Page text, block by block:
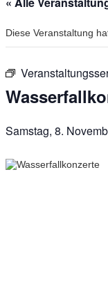
Diese Veranstaltung
Samstag, 8.